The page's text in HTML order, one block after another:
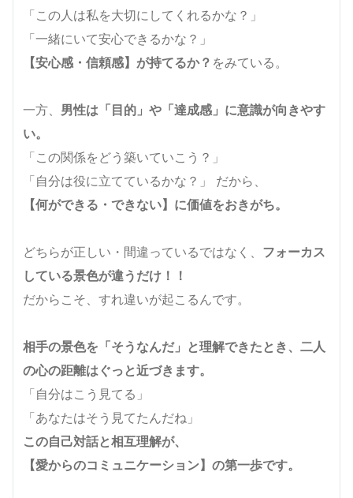
「この人は私を大切にしてくれるかな？」
「一緒にいて安心できるかな？」
【安心感・信頼感】が持てるか？ をみている。
一方、 男性は「目的」や「達成感」に意識が向きやす
い。
「この関係をどう築いていこう？」
「自分は役に立てているかな？」 だから、
【何ができる・できない】に価値をおきがち。
どちらが正しい・間違っているではなく、 フォーカス
している景色が違うだけ！！
だからこそ、すれ違いが起こるんです。
相手の景色を「そうなんだ」と理解できたとき、二人
の心の距離はぐっと近づきます。
「自分はこう見てる」
「あなたはそう見てたんだね」
この自己対話と相互理解が、
【愛からのコミュニケーション】の第一歩です。